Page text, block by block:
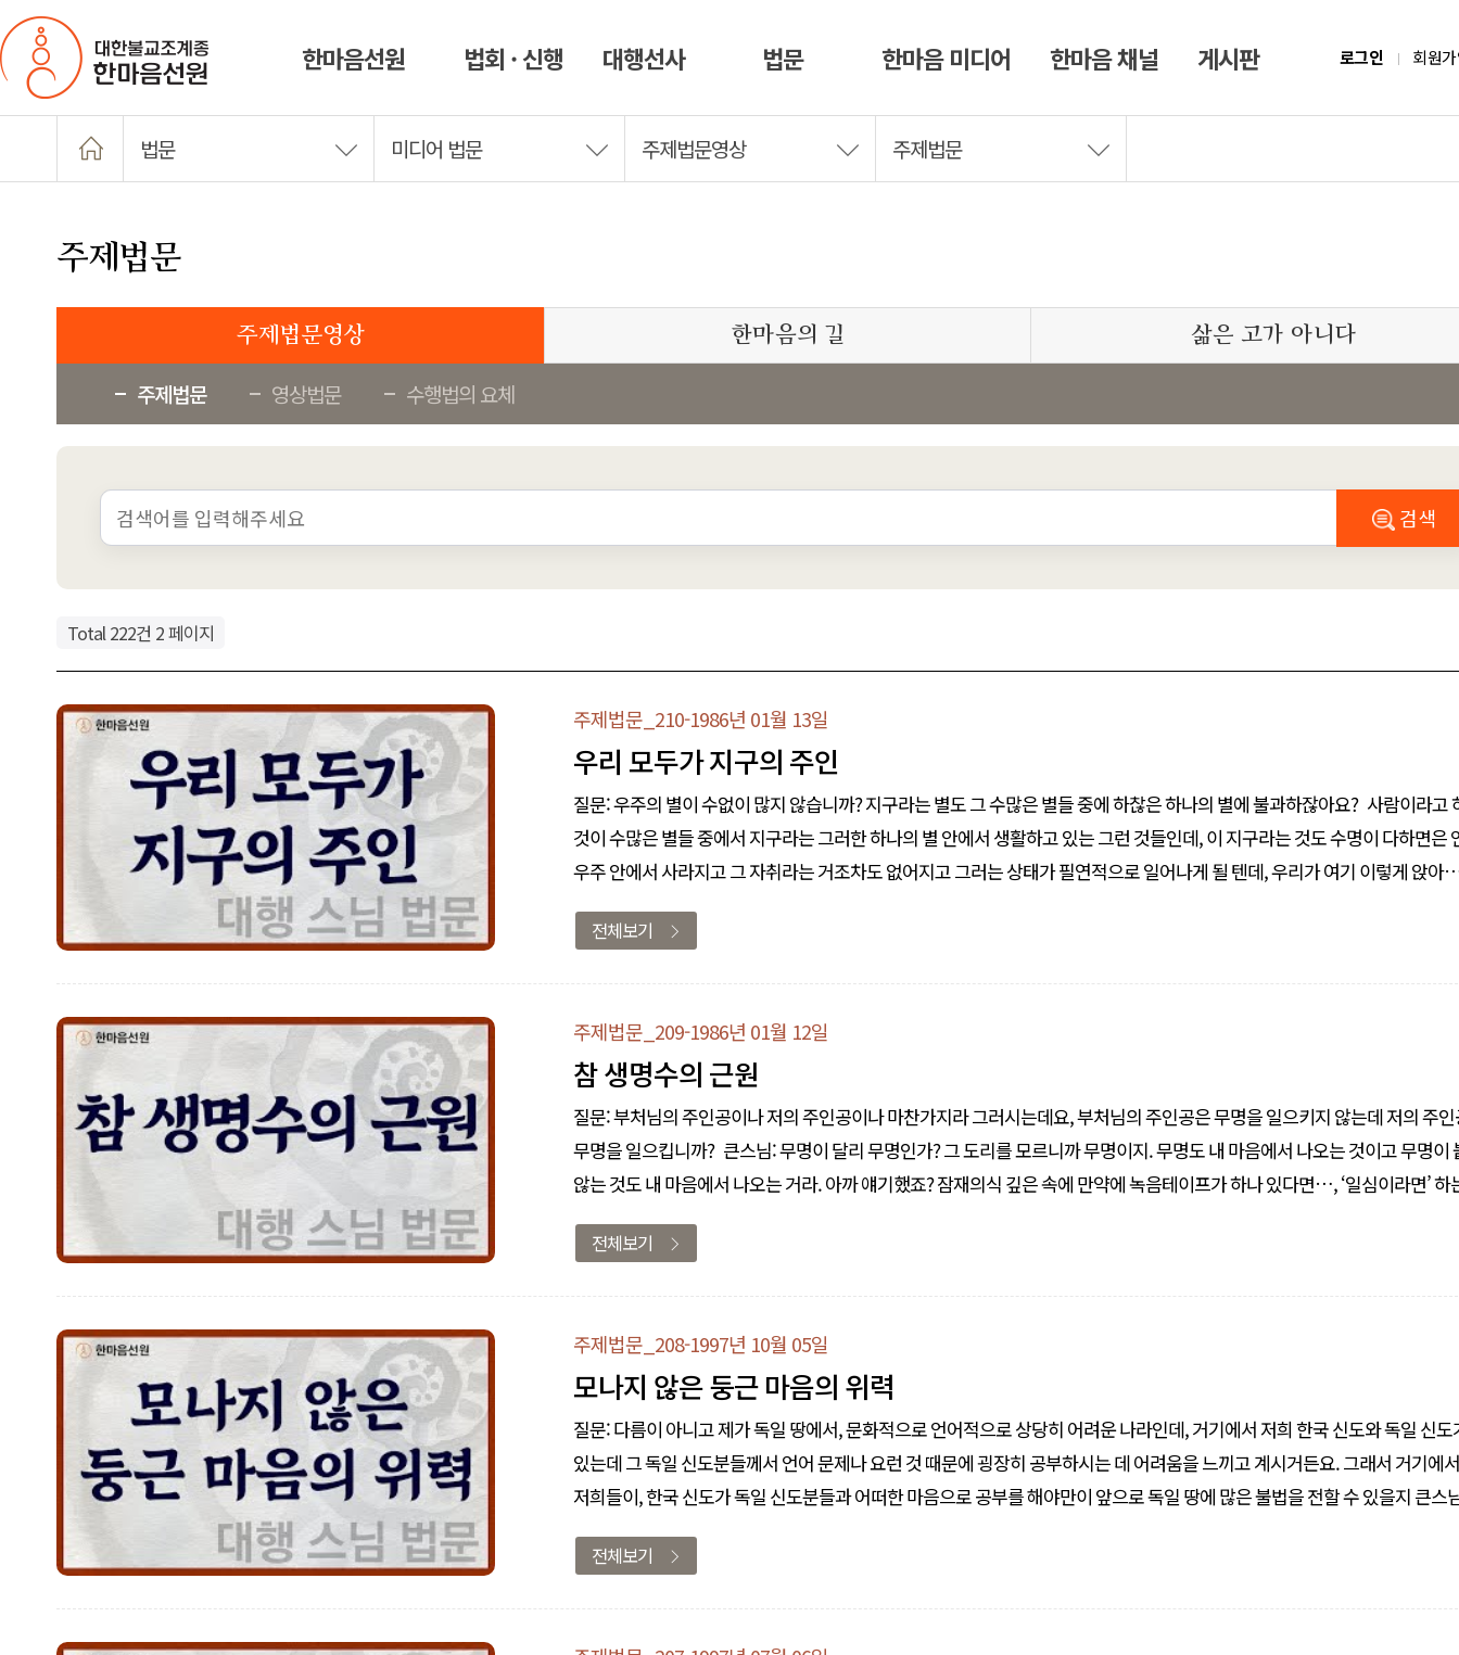
한마음선원 법회 · 신행 대행선사 법문 한마음 미디어 한마음 채널 게시판 로그인 회원
법문 미디어 법문 주제법문영상 주제법문
주제법문
주제법문영상 한마음의 길 삶은 고가 아니다
주제법문 영상법문 수행법의 요체
검색
Total 222건 2 페이지
주제법문_210-1986년 01월 13일
우리 모두가 지구의 주인
질문: 우주의 별이 수없이 많지 않습니까? 지구라는 별도 그 수많은 별들 중에 하찮은 하나의 별에 불과하잖아요? 사람이라고 하는
것이 수많은 별들 중에서 지구라는 그러한 하나의 별 안에서 생활하고 있는 그런 것들인데, 이 지구라는 것도 수명이 다하면은
우주 안에서 사라지고 그 자취라는 거조차도 없어지고 그러는 상태가 필연적으로 일어나게 될 텐데, 우리가 여기 이렇게 앉아
전체보기
주제법문_209-1986년 01월 12일
참 생명수의 근원
질문: 부처님의 주인공이나 저의 주인공이나 마찬가지라 그러시는데요, 부처님의 주인공은 무명을 일으키지 않는데 저의 주
무명을 일으킵니까? 큰스님: 무명이 달리 무명인가? 그 도리를 모르니까 무명이지. 무명도 내 마음에서 나오는 것이고 무명이 붙지
않는 것도 내 마음에서 나오는 거라. 아까 얘기했죠? 잠재의식 깊은 속에 만약에 녹음테이프가 하나 있다면…, ‘일심이라면’ 하
소립니다. 그 공한 일심이라면, 자기 주인공 그 자체가 테이프라면 말입니다. 녹음이 된 데다가 다시 녹음을 하고 또 녹음이 된
다시..
전체보기
주제법문_208-1997년 10월 05일
모나지 않은 둥근 마음의 위력
질문: 다름이 아니고 제가 독일 땅에서, 문화적으로 언어적으로 상당히 어려운 나라인데, 거기에서 저희 한국 신도와 독일 신도
있는데 그 독일 신도분들께서 언어 문제나 요런 것 때문에 굉장히 공부하시는 데 어려움을 느끼고 계시거든요. 그래서 거기에
저희들이, 한국 신도가 독일 신도분들과 어떠한 마음으로 공부를 해야만이 앞으로 독일 땅에 많은 불법을 전할 수 있을지 큰스
오늘 같은 날 좋은 법문을 설해 가르침을 주시면 감사하겠습니다. 큰스님: 그게 그렇게 된다면 연기법이 들어갑니다. 왜냐하면 독일
신도와 이 지금 한국 신..
전체보기